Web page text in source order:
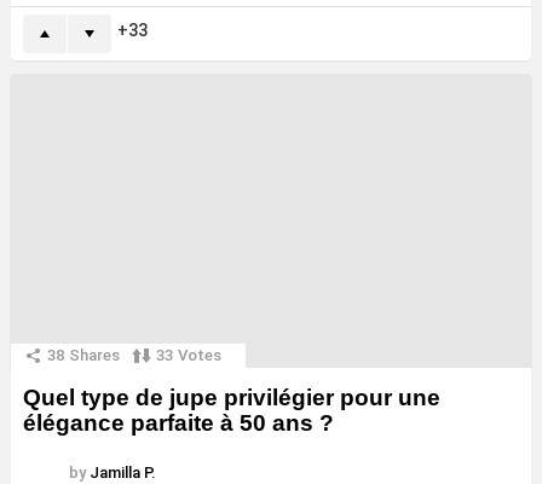
33
38 Shares 33 Votes
Quel type de jupe privilégier pour une
élégance parfaite à 50 ans ?
by Jamilla P.